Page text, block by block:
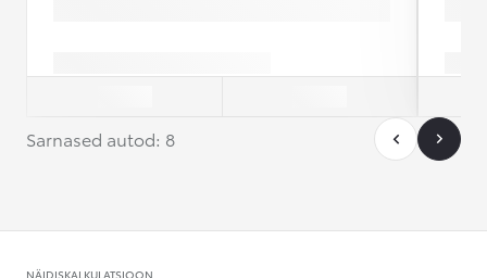
EURIBOR (3 kuu euribor2026-06-15 seisuga):
Vaata autot Vaata
Sarnased autod: 8